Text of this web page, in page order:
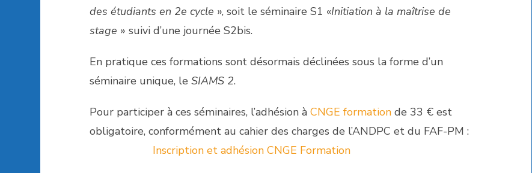
des étudiants en 2e cycle », soit le séminaire S1 «Initiation à la maîtrise de
stage » suivi d’une journée S2bis.
En pratique ces formations sont désormais déclinées sous la forme d’un
séminaire unique, le SIAMS 2.
Pour participer à ces séminaires, l’adhésion à CNGE formationde 33 € est
obligatoire, conformément au cahier des charges de l’ANDPC et du FAF-PM :
Inscription et adhésion CNGE Formation